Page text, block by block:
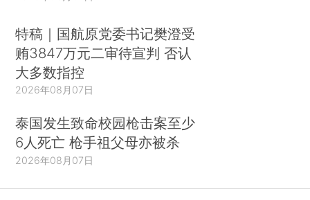
特稿｜国航原党委书记樊澄受
贿3847万元二审待宣判 否认
大多数指控
2026年08月07日
泰国发生致命校园枪击案至少
6人死亡 枪手祖父母亦被杀
2026年08月07日